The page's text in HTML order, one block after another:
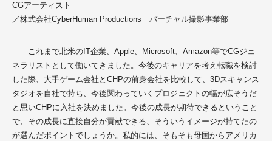
CGアーティスト
／株式会社CyberHuman Productions バーチャル撮影事業部
――こ れまで北米のIT企業、Apple、Microsoft、Amazon等でCGジェ
ネラリストとして働いてきました。今後のキャリアを考え転職を検討
した際、大手ゲーム会社とCHPの前身会社を比較して、3Dスキャンス
タジオを自社で持ち、今後関わっていくプロジェクトの幅が広そうだ
と思いCHPに入社を決めました。今後の成長が期待できるということ
で、その成長に直接自分が貢献できる、そういうイメージが持てたの
が選んだポイントでしょうか。私的には、そもそも母国からアメリカ